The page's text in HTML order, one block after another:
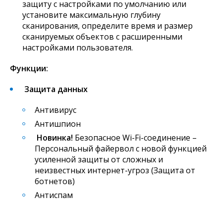
защиту с настройками по умолчанию или
установите максимальную глубину
сканирования, определите время и размер
сканируемых объектов с расширенными
настройками пользователя.
Функции:
Защита данных
Антивирус
Антишпион
Новинка! Безопасное Wi-Fi-соединение –
Персональный файервол с новой функцией
усиленной защиты от сложных и
неизвестных интернет-угроз (Защита от
ботнетов)
Антиспам